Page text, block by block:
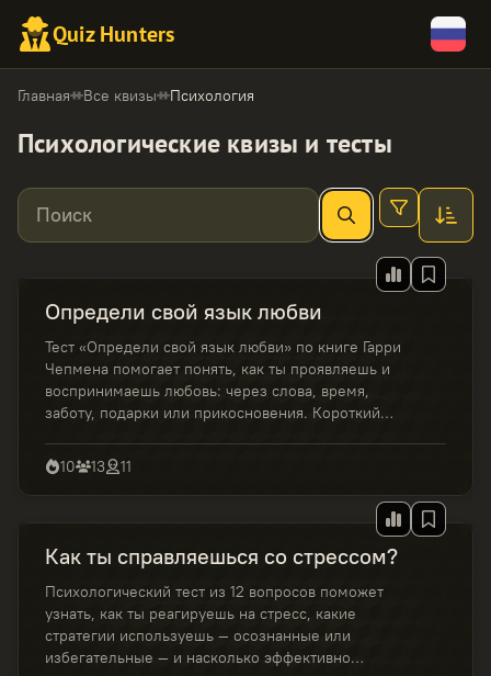
Quiz Hunters
Главная Все квизы Психология
Психологические квизы и тесты
Поиск
Определи свой язык любви
Тест «Определи свой язык любви» по книге Гарри
Чепмена помогает понять, как ты проявляешь и
воспринимаешь любовь: через слова, время,
заботу, подарки или прикосновения. Короткий
10
13 11
Как ты справляешься со стрессом?
Психологический тест из 12 вопросов поможет
узнать, как ты реагируешь на стресс, какие
стратегии используешь — осознанные или
избегательные — и насколько эффективно